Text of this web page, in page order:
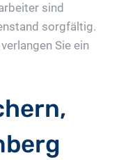
sind
sorgfältig.
Sie ein